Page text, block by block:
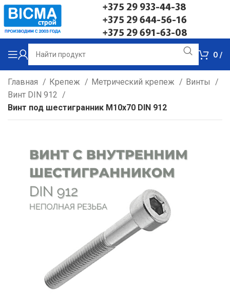
+375 29 933-44-38
+375 29 644-56-16
+375 29 691-63-08
0 /
Главная Крепеж Метрический крепеж
Винты
Винт DIN 912
Винт под шестигранник М10х70 DIN 912